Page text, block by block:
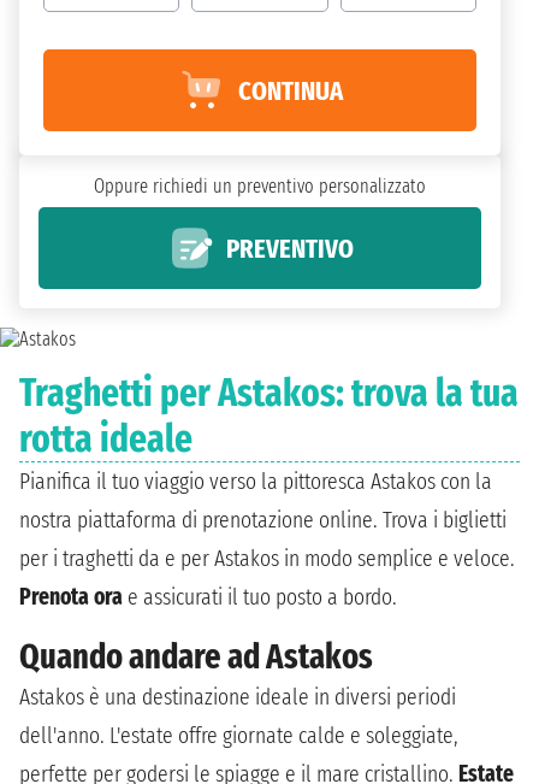
Traghetti per Astakos: trova la tua
rotta ideale
Pianifica il tuo viaggio verso la pittoresca Astakos con la
nostra piattaforma di prenotazione online. Trova i biglietti
per i traghetti da e per Astakos in modo semplice e veloce.
Prenota ora e assicurati il tuo posto a bordo.
Quando andare ad Astakos
Astakos è una destinazione ideale in diversi periodi
dell'anno. L'estate offre giornate calde e soleggiate,
perfette per godersi le spiagge e il mare cristallino. Estate
CONTINUA
Oppure richiedi un preventivo personalizzato
PREVENTIVO